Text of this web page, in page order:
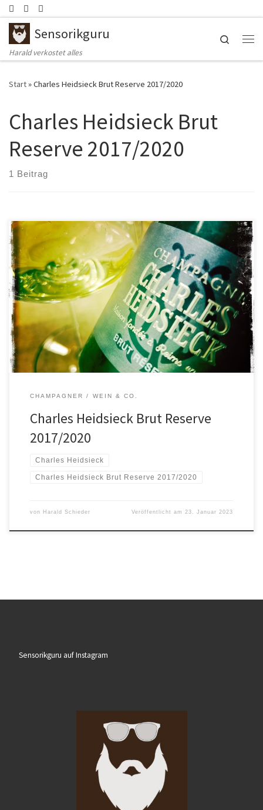
Zum Inhalt springen
Sensorikguru
Harald verkostet alles
Search
Start»Charles Heidsieck Brut Reserve 2017/2020
Charles Heidsieck Brut
Reserve 2017/2020
1 Beitrag
So macht mir das Spaß! Schon etwas gereift mit rund-weinigen
Noten, Kaffeearomen in der Nase. Am Gaumen ebenfalls weinig,
stoffig mit feiner Säure, wieder Kaffee, schöne Röstnoten, eine
wunderbar salzig-mineralische Kalksteinnote und Old-School-
Opulenz. In diesem Preissegement als ‚Basis‘ um Längen besser
und (für mich zumindest) interessanter als alle (meist sogar […]
CHAMPAGNER WEIN & CO.
Charles Heidsieck Brut Reserve
2017/2020
Charles Heidsieck
Charles Heidsieck Brut Reserve 2017/2020
von Harald Schieder Veröffentlicht am23. Januar 2023
Sensorikguru auf Instagram